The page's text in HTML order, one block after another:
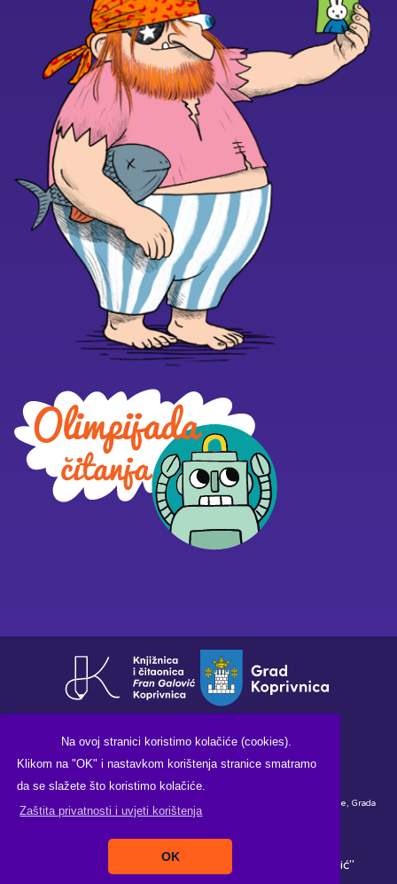
Na ovoj stranici koristimo kolačiće (cookies).
Klikom na "OK" i nastavkom korištenja stranice smatramo
da se slažete što koristimo kolačiće.
Zaštita privatnosti i uvjeti korištenja
OK
Financirano sredstvima Ministarstva kulture i medija Republike Hrvatske, Grada
Copyright ©2026. Knjižnica i čitaonica "Fran Galović"